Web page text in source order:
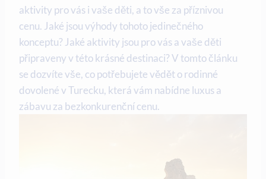
aktivity pro vás i vaše děti, a to vše za příznivou
cenu. Jaké jsou výhody tohoto jedinečného
konceptu? Jaké aktivity jsou pro vás a vaše děti
připraveny v této krásné destinaci? V tomto článku
se dozvíte vše, co potřebujete vědět o rodinné
dovolené v Turecku, která vám nabídne luxus a
zábavu za bezkonkurenční cenu.